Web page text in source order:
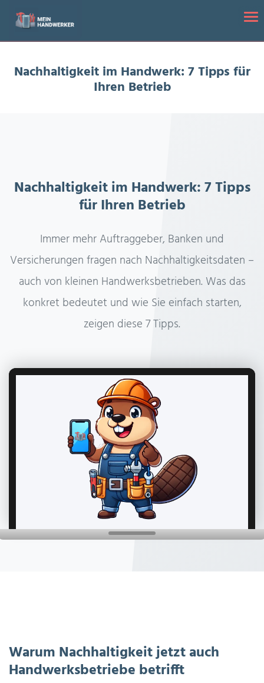
Startseite
Nachhaltigkeit im Handwerk: 7 Tipps für
Ihren Betrieb
Nachhaltigkeit im Handwerk: 7 Tipps
für Ihren Betrieb
Immer mehr Auftraggeber, Banken und
Versicherungen fragen nach Nachhaltigkeitsdaten –
auch von kleinen Handwerksbetrieben. Was das
konkret bedeutet und wie Sie einfach starten,
zeigen diese 7 Tipps.
Warum Nachhaltigkeit jetzt auch
Handwerksbetriebe betrifft